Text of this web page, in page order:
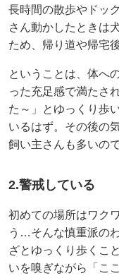
長時間の散歩やドッ
さん動かしたときは
ため、帰り道や帰宅
ということは、体へ
った充足感で満たさ
た～」とゆっくり歩
いるはず。その後の
飼い主さんも多いの
2.警戒している
初めての場所はワク
う…そんな慎重派の
ざとゆっくり歩くこ
いを嗅ぎながら「こ